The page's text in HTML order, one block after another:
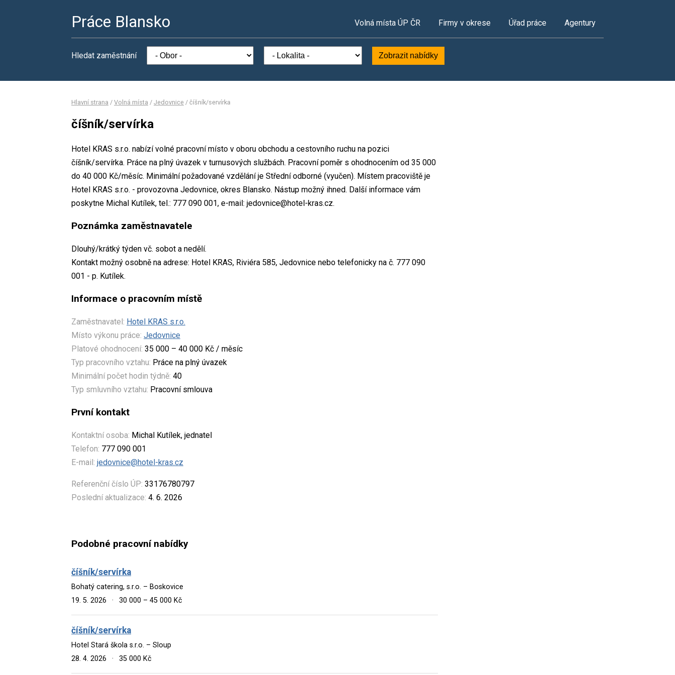
Práce Blansko Volná místa ÚP ČR Firmy v okrese Úřad práce Agentury
Hledat zaměstnání Zobrazit nabídky
Hlavní strana / Volná místa / Jedovnice / číšník/servírka
číšník/servírka
Hotel KRAS s.r.o. nabízí volné pracovní místo v oboru obchodu a cestovního ruchu na pozici
číšník/servírka. Práce na plný úvazek v turnusových službách. Pracovní poměr s ohodnocením od 35 000
do 40 000 Kč/měsíc. Minimální požadované vzdělání je Střední odborné (vyučen). Místem pracoviště je
Hotel KRAS s.r.o. - provozovna Jedovnice, okres Blansko. Nástup možný ihned. Další informace vám
poskytne Michal Kutílek, tel.: 777 090 001, e-mail: jedovnice@hotel-kras.cz.
Poznámka zaměstnavatele
Dlouhý/krátký týden vč. sobot a nedělí.
Kontakt možný osobně na adrese: Hotel KRAS, Riviéra 585, Jedovnice nebo telefonicky na č. 777 090
001 - p. Kutílek.
Informace o pracovním místě
Zaměstnavatel: Hotel KRAS s.r.o.
Místo výkonu práce: Jedovnice
Platové ohodnocení: 35 000 – 40 000 Kč / měsíc
Typ pracovního vztahu: Práce na plný úvazek
Minimální počet hodin týdně: 40
Typ smluvního vztahu: Pracovní smlouva
První kontakt
Kontaktní osoba: Michal Kutílek, jednatel
Telefon: 777 090 001
E-mail: jedovnice@hotel-kras.cz
Referenční číslo ÚP: 33176780797
Poslední aktualizace: 4. 6. 2026
Podobné pracovní nabídky
číšník/servírka
Bohatý catering, s.r.o. – Boskovice
19. 5. 2026
· 30 000 – 45 000 Kč
číšník/servírka
Hotel Stará škola s.r.o. – Sloup
28. 4. 2026
· 35 000 Kč